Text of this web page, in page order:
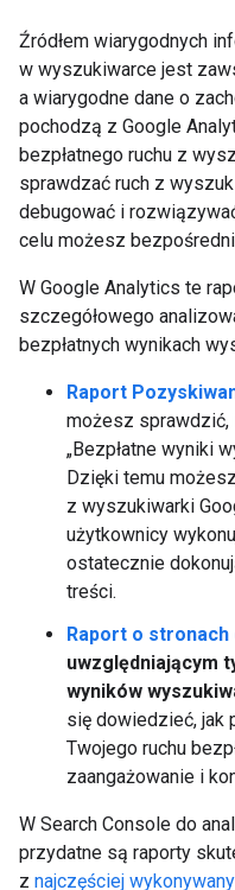
Źródłem wiarygodnych
w wyszukiwarce jest
a wiarygodne dane o
pochodzą z Google
bezpłatnego ruchu z
sprawdzać ruch z
debugować i
celu możesz
W Google Analytics te
szczegółowego
bezpłatnych wynikach
Raport
możesz sprawdzić,
„Bezpłatne wyniki
Dzięki temu
z wyszukiwarki
użytkownicy
ostatecznie
treści.
Raport o
uwzględniającym
wyników
się dowiedzieć, jak
Twojego ruchu
zaangażowanie i
W Search Console do
przydatne są raporty
z najczęściej